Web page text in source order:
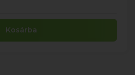
Kosárba